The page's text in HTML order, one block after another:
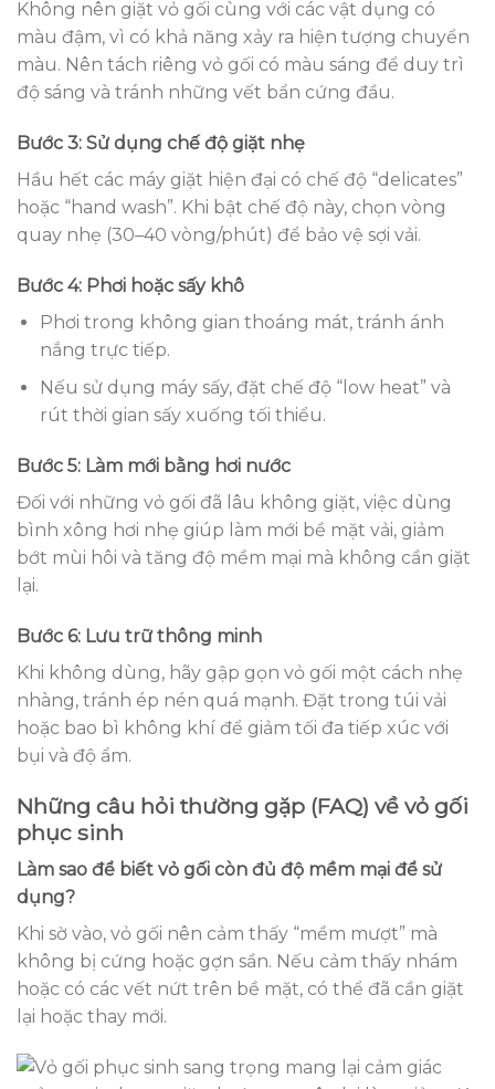
Không nên giặt vỏ gối cùng với các vật dụng có
màu đậm, vì có khả năng xảy ra hiện tượng chuyển
màu. Nên tách riêng vỏ gối có màu sáng để duy trì
độ sáng và tránh những vết bẩn cứng đầu.
Bước 3: Sử dụng chế độ giặt nhẹ
Hầu hết các máy giặt hiện đại có chế độ “delicates”
hoặc “hand wash”. Khi bật chế độ này, chọn vòng
quay nhẹ (30–40 vòng/phút) để bảo vệ sợi vải.
Bước 4: Phơi hoặc sấy khô
Phơi trong không gian thoáng mát, tránh ánh
nắng trực tiếp.
Nếu sử dụng máy sấy, đặt chế độ “low heat” và
rút thời gian sấy xuống tối thiểu.
Bước 5: Làm mới bằng hơi nước
Đối với những vỏ gối đã lâu không giặt, việc dùng
bình xông hơi nhẹ giúp làm mới bề mặt vải, giảm
bớt mùi hôi và tăng độ mềm mại mà không cần giặt
lại.
Bước 6: Lưu trữ thông minh
Khi không dùng, hãy gập gọn vỏ gối một cách nhẹ
nhàng, tránh ép nén quá mạnh. Đặt trong túi vải
hoặc bao bì không khí để giảm tối đa tiếp xúc với
bụi và độ ẩm.
Những câu hỏi thường gặp (FAQ) về vỏ gối
phục sinh
Làm sao để biết vỏ gối còn đủ độ mềm mại để sử
dụng?
Khi sờ vào, vỏ gối nên cảm thấy “mềm mượt” mà
không bị cứng hoặc gợn sần. Nếu cảm thấy nhám
hoặc có các vết nứt trên bề mặt, có thể đã cần giặt
lại hoặc thay mới.